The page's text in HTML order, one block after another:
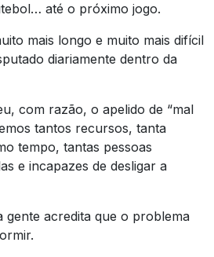
até o próximo jogo.
mais longo e muito mais difícil
diariamente dentro da
com razão, o apelido de “mal
tantos recursos, tanta
tempo, tantas pessoas
e incapazes de desligar a
gente acredita que o problema